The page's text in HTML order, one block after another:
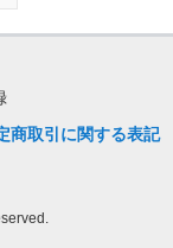
商取引に関する表記